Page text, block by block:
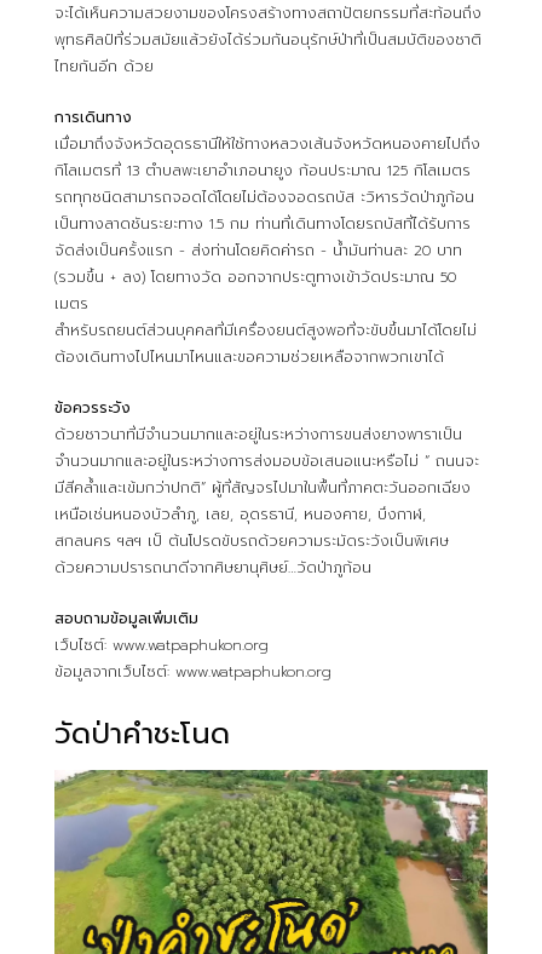
จะได้เห็นความสวยงามของโครงสร้างทางสถาปัตยกรรมที่สะท้อนถึง
พุทธศิลป์ที่ร่วมสมัยแล้วยังได้ร่วมกันอนุรักษ์ป่าที่เป็นสมบัติของชาติ
ไทยกันอีก ด้วย
การเดินทาง
เมื่อมาถึงจังหวัดอุดรธานีให้ใช้ทางหลวงเส้นจังหวัดหนองคายไปถึง
กิโลเมตรที่ 13 ตำบลพะเยาอำเภอนายูง ก้อนประมาณ 125 กิโลเมตร
รถทุกชนิดสามารถจอดได้โดยไม่ต้องจอดรถบัส ะวิหารวัดป่าภูก้อน
เป็นทางลาดชันระยะทาง 1.5 กม ท่านที่เดินทางโดยรถบัสที่ได้รับการ
จัดส่งเป็นครั้งแรก - ส่งท่านโดยคิดค่ารถ - น้ำมันท่านละ 20 บาท
(รวมขึ้น + ลง) โดยทางวัด ออกจากประตูทางเข้าวัดประมาณ 50
เมตร
สำหรับรถยนต์ส่วนบุคคลที่มีเครื่องยนต์สูงพอที่จะขับขึ้นมาได้โดยไม่
ต้องเดินทางไปไหนมาไหนและขอความช่วยเหลือจากพวกเขาได้
ข้อควรระวัง
ด้วยชาวนาที่มีจำนวนมากและอยู่ในระหว่างการขนส่งยางพาราเป็น
จำนวนมากและอยู่ในระหว่างการส่งมอบข้อเสนอแนะหรือไม่ “ ถนนจะ
มีสีคล้ำและเข้มกว่าปกติ” ผู้ที่สัญจรไปมาในพื้นที่ภาคตะวันออกเฉียง
เหนือเช่นหนองบัวลำภู, เลย, อุดรธานี, หนองคาย, บึงกาฬ,
สกลนคร ฯลฯ เป็ ต้นโปรดขับรถด้วยความระมัดระวังเป็นพิเศษ
ด้วยความปรารถนาดีจากศิษยานุศิษย์…วัดป่าภูก้อน
สอบถามข้อมูลเพิ่มเติม
เว็บไซต์: www.watpaphukon.org
ข้อมูลจากเว็บไซต์: www.watpaphukon.org
วัดป่าคำชะโนด